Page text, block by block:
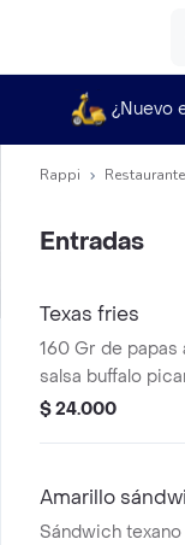
¿Nuevo
Rappi
Entradas
Texas fries
160 Gr de papas
salsa buffalo
con queso
$ 24.000
Amarillo
Sándwich